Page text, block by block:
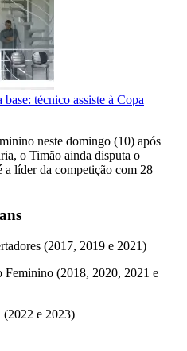
técnico assiste à Copa
neste domingo (10) após
o Timão ainda disputa o
a líder da competição com 28
(2017, 2019 e 2021)
Feminino (2018, 2020, 2021 e
(2022 e 2023)